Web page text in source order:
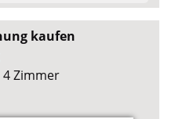
kaufen
4 Zimmer